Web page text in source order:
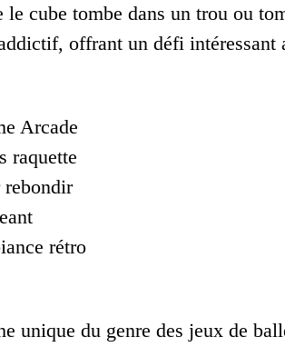
cube tombe dans un trou ou
offrant un défi intéressant
Arcade
raquette
rétro
unique du genre des jeux de